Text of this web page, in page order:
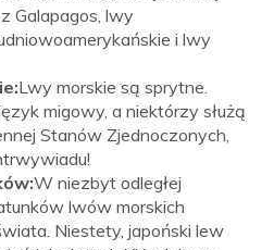
Galapagos, lwy
i lwy
Lwy morskie są sprytne.
migowy, a niektórzy służą
Stanów Zjednoczonych,
W niezbyt odległej
lwów morskich
Niestety, japoński lew